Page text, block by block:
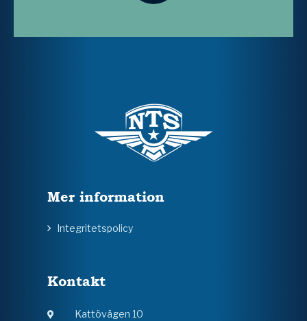
Mer information
Integritetspolicy
Kontakt
Kattövägen 10